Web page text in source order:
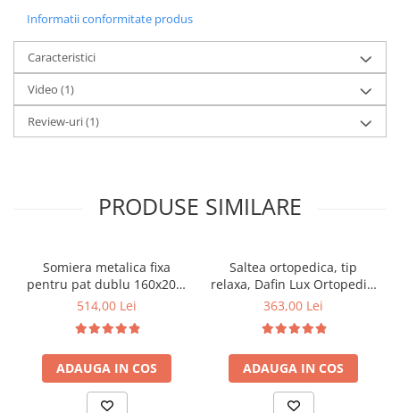
Informatii conformitate produs
Caracteristici
Video (1)
Review-uri(1)
PRODUSE SIMILARE
Somiera metalica fixa
pentru pat dublu 160x200,
6 picioare, 32 lamele lemn
saltea ferm, negru
514,00 Lei
ADAUGA IN COS
Saltea ortopedica, tip
relaxa, Dafin Lux Ortopedic,
90x200x21cm, fermitate
tip Bonell, fata vara-iarna,
sistem de aerisire cu
butoni, Salt Confort
363,00 Lei
ADAUGA IN COS